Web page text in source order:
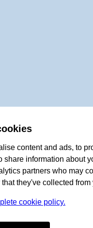
content and ads, to
share information about
partners who may
they've collected
cookie policy.